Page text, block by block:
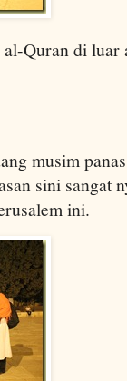
al-Quran di luar
musim
sini sangat
ini.